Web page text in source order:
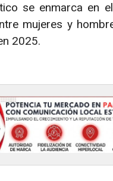
se enmarca en
mujeres y
2025.